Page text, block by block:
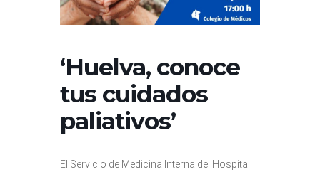
‘Huelva, conoce
tus cuidados
paliativos’
El Servicio de Medicina Interna del Hospital